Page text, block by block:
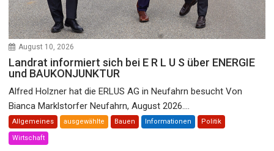
August 10, 2026
Landrat informiert sich bei E R L U S über ENERGIE
und BAUKONJUNKTUR
Alfred Holzner hat die ERLUS AG in Neufahrn besucht Von
Bianca Marklstorfer Neufahrn, August 2026....
Allgemeines ausgewählte Bauen Informationen Politik
Wirtschaft